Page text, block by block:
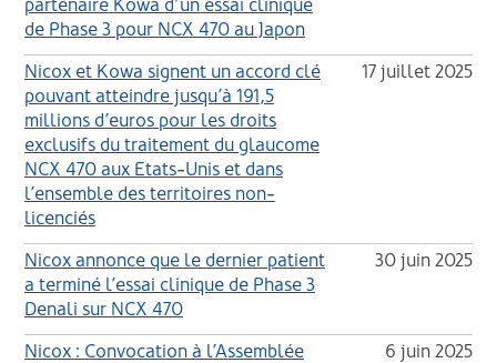
partenaire Kowa d’un essai clinique
de Phase 3 pour NCX 470 au Japon
Nicox et Kowa signent un accord clé
pouvant atteindre jusqu’à 191,5
millions d’euros pour les droits
exclusifs du traitement du glaucome
NCX 470 aux Etats-Unis et dans
l’ensemble des territoires non-
licenciés
17 juillet 2025
Nicox annonce que le dernier patient
a terminé l’essai clinique de Phase 3
Denali sur NCX 470
30 juin 2025
Nicox : Convocation à l’Assemblée
6 juin 2025